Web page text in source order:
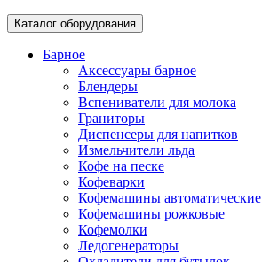
Каталог оборудования
Барное
Аксессуары барное
Блендеры
Вспениватели для молока
Граниторы
Диспенсеры для напитков
Измельчители льда
Кофе на песке
Кофеварки
Кофемашины автоматические
Кофемашины рожковые
Кофемолки
Ледогенераторы